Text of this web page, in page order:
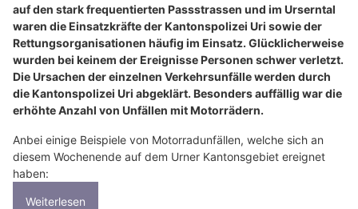
auf den stark frequentierten Passstrassen und im Urserntal
waren die Einsatzkräfte der Kantonspolizei Uri sowie der
Rettungsorganisationen häufig im Einsatz. Glücklicherweise
wurden bei keinem der Ereignisse Personen schwer verletzt.
Die Ursachen der einzelnen Verkehrsunfälle werden durch
die Kantonspolizei Uri abgeklärt. Besonders auffällig war die
erhöhte Anzahl von Unfällen mit Motorrädern.
Anbei einige Beispiele von Motorradunfällen, welche sich an
diesem Wochenende auf dem Urner Kantonsgebiet ereignet
haben:
Weiterlesen